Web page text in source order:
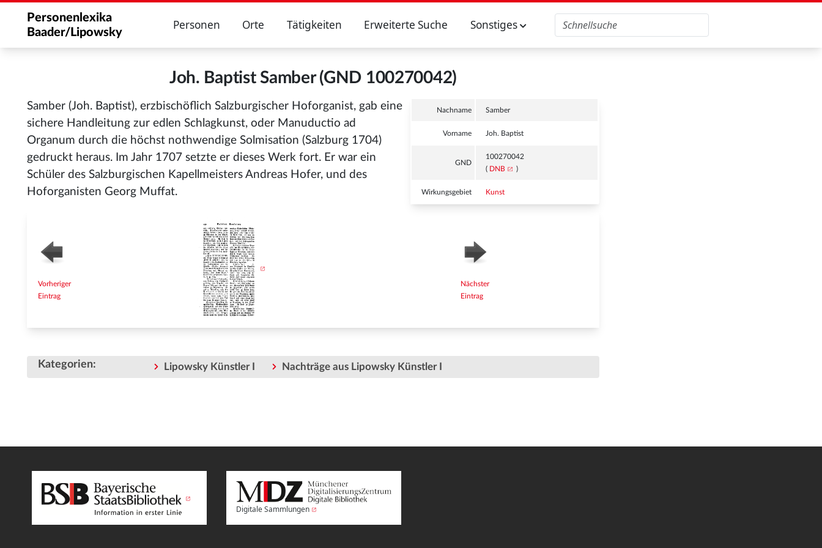
Personenlexika
Baader/Lipowsky
Personen Orte Tätigkeiten Erweiterte Suche Sonstiges
Joh. Baptist Samber (GND 100270042)
Nachname Samber
Vorname Joh. Baptist
GND
100270042
( DNB )
Wirkungsgebiet Kunst
Samber (Joh. Baptist), erzbischöflich Salzburgischer Hoforganist, gab eine
sichere Handleitung zur edlen Schlagkunst, oder Manuductio ad
Organum durch die höchst nothwendige Solmisation (Salzburg 1704)
gedruckt heraus. Im Jahr 1707 setzte er dieses Werk fort. Er war ein
Schüler des Salzburgischen Kapellmeisters Andreas Hofer, und des
Hoforganisten Georg Muffat.
Vorheriger
Eintrag
Nächster
Eintrag
Kategorien: Lipowsky Künstler I Nachträge aus Lipowsky Künstler I
Digitale Sammlungen